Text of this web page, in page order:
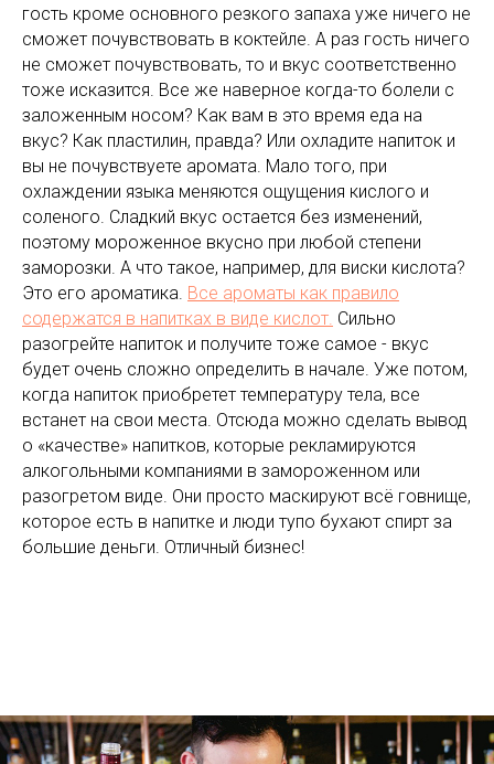
гость кроме основного резкого запаха уже ничего не
сможет почувствовать в коктейле. А раз гость ничего
не сможет почувствовать, то и вкус соответственно
тоже исказится. Все же наверное когда-то болели с
заложенным носом? Как вам в это время еда на
вкус? Как пластилин, правда? Или охладите напиток и
вы не почувствуете аромата. Мало того, при
охлаждении языка меняются ощущения кислого и
соленого. Сладкий вкус остается без изменений,
поэтому мороженное вкусно при любой степени
заморозки. А что такое, например, для виски кислота?
Это его ароматика. Все ароматы как правило
содержатся в напитках в виде кислот. Сильно
разогрейте напиток и получите тоже самое - вкус
будет очень сложно определить в начале. Уже потом,
когда напиток приобретет температуру тела, все
встанет на свои места. Отсюда можно сделать вывод
о «качестве» напитков, которые рекламируются
алкогольными компаниями в замороженном или
разогретом виде. Они просто маскируют всё говнище,
которое есть в напитке и люди тупо бухают спирт за
большие деньги. Отличный бизнес!